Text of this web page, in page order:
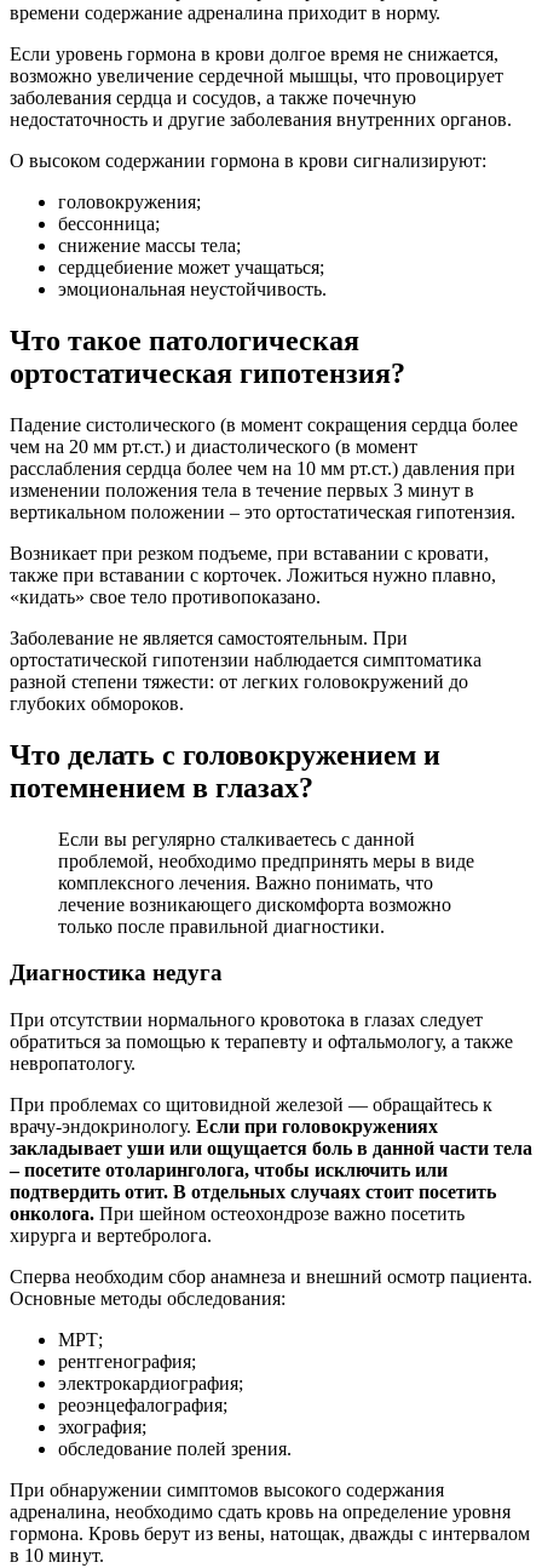
времени содержание адреналина приходит в норму.
Если уровень гормона в крови долгое время не снижается,
возможно увеличение сердечной мышцы, что провоцирует
заболевания сердца и сосудов, а также почечную
недостаточность и другие заболевания внутренних органов.
О высоком содержании гормона в крови сигнализируют:
головокружения;
бессонница;
снижение массы тела;
сердцебиение может учащаться;
эмоциональная неустойчивость.
Что такое патологическая
ортостатическая гипотензия?
Падение систолического (в момент сокращения сердца более
чем на 20 мм рт.ст.) и диастолического (в момент
расслабления сердца более чем на 10 мм рт.ст.) давления при
изменении положения тела в течение первых 3 минут в
вертикальном положении – это ортостатическая гипотензия.
Возникает при резком подъеме, при вставании с кровати,
также при вставании с корточек. Ложиться нужно плавно,
«кидать» свое тело противопоказано.
Заболевание не является самостоятельным. При
ортостатической гипотензии наблюдается симптоматика
разной степени тяжести: от легких головокружений до
глубоких обмороков.
Что делать с головокружением и
потемнением в глазах?
Если вы регулярно сталкиваетесь с данной
проблемой, необходимо предпринять меры в виде
комплексного лечения. Важно понимать, что
лечение возникающего дискомфорта возможно
только после правильной диагностики.
Диагностика недуга
При отсутствии нормального кровотока в глазах следует
обратиться за помощью к терапевту и офтальмологу, а также
невропатологу.
При проблемах со щитовидной железой — обращайтесь к
врачу-эндокринологу. Если при головокружениях
закладывает уши или ощущается боль в данной части тела
– посетите отоларинголога, чтобы исключить или
подтвердить отит. В отдельных случаях стоит посетить
онколога. При шейном остеохондрозе важно посетить
хирурга и вертебролога.
Сперва необходим сбор анамнеза и внешний осмотр пациента.
Основные методы обследования:
МРТ;
рентгенография;
электрокардиография;
реоэнцефалография;
эхография;
обследование полей зрения.
При обнаружении симптомов высокого содержания
адреналина, необходимо сдать кровь на определение уровня
гормона. Кровь берут из вены, натощак, дважды с интервалом
в 10 минут.